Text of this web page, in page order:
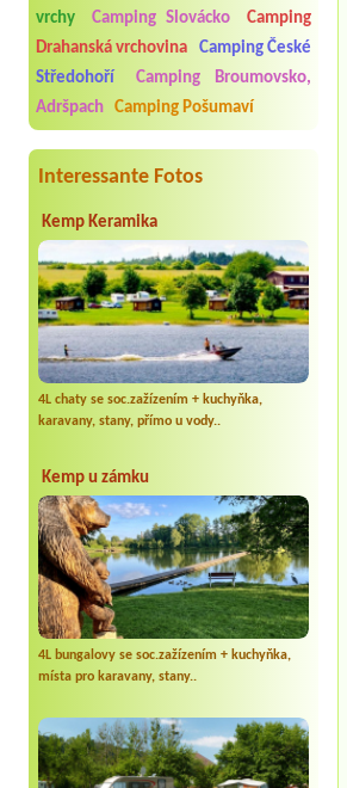
vrchy
Camping Slovácko
Camping
Drahanská vrchovina
Camping České
Středohoří
Camping Broumovsko,
Adršpach Camping Pošumaví
Interessante Fotos
Kemp Keramika
4L chaty se soc.zažízením + kuchyňka,
karavany, stany, přímo u vody..
Kemp u zámku
4L bungalovy se soc.zažízením + kuchyňka,
místa pro karavany, stany..